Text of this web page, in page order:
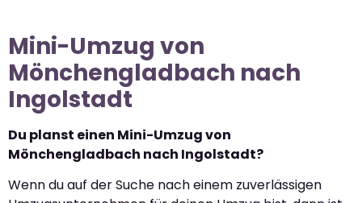
Mini-Umzug von
Mönchengladbach nach
Ingolstadt
Du planst einen Mini-Umzug von
Mönchengladbach nach Ingolstadt?
Wenn du auf der Suche nach einem zuverlässigen